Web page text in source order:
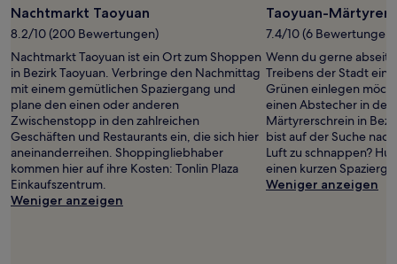
Es
können
zusätzliche
Bedingungen
gelten.
Nachtmarkt Taoyuan
8.2/10 (200 Bewertungen)
Nachtmarkt Taoyuan ist ein Ort zum Shoppen
in Bezirk Taoyuan. Verbringe den Nachmittag
mit einem gemütlichen Spaziergang und
plane den einen oder anderen
Zwischenstopp in den zahlreichen
Geschäften und Restaurants ein, die sich hier
aneinanderreihen. Shoppingliebhaber
kommen hier auf ihre Kosten: Tonlin Plaza
Einkaufszentrum.
Weniger anzeigen
Taoyuan-
7.4/10 (6 Bewertungen)
Wenn du gerne
Treibens der Stadt
Grünen einlegen
einen Abstecher in den
Märtyrerschrein in
bist auf der Suche
Luft zu schnappen?
einen kurzen
Weniger anzeigen